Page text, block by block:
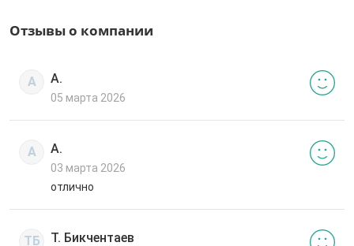
Отзывы о компании
А А.
05 марта 2026
А А.
03 марта 2026
отлично
ТБ Т. Бикчентаев